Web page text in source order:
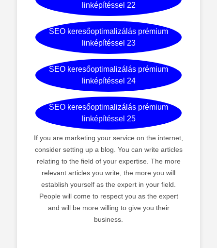
linképítéssel 22
SEO keresőoptimalizálás prémium
linképítéssel 23
SEO keresőoptimalizálás prémium
linképítéssel 24
SEO keresőoptimalizálás prémium
linképítéssel 25
If you are marketing your service on the internet,
consider setting up a blog. You can write articles
relating to the field of your expertise. The more
relevant articles you write, the more you will
establish yourself as the expert in your field.
People will come to respect you as the expert
and will be more willing to give you their
business.